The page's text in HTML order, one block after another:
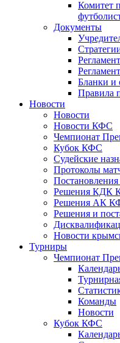
Комитет
Документы
Бланки и
Правила
Новости
Новости
Новости КФС
Чемпионат
Кубок КФС
Судейские
Протоколы
Решения КДК
Решения АК
Решения и
Новости
Турниры
Чемпионат
Команды
Новости
Кубок КФС